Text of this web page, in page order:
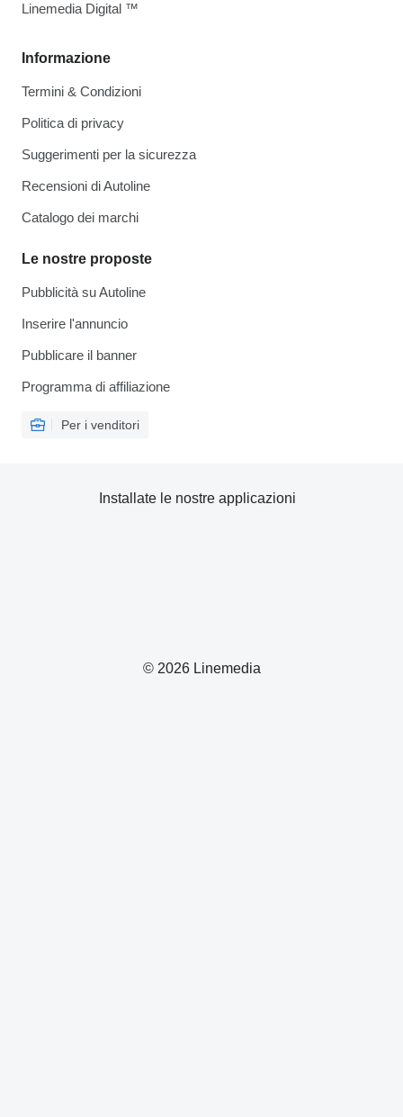
Informazione
Termini & Condizioni
Politica di privacy
Suggerimenti per la sicurezza
Recensioni di Autoline
Catalogo dei marchi
Le nostre proposte
Pubblicità su Autoline
Inserire l'annuncio
Pubblicare il banner
Programma di affiliazione
Per i venditori
Linemedia Digital ™
© 2026 Linemedia
Installate le nostre applicazioni